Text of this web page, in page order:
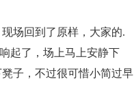
场回到了原样，大家的.
起了，场上马上安静下
子，不过很可惜小简过早